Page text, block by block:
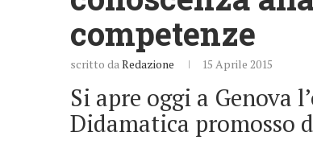
competenze
scritto daRedazione 15 Aprile 2015
Si apre oggi a Genova
Didamatica promosso